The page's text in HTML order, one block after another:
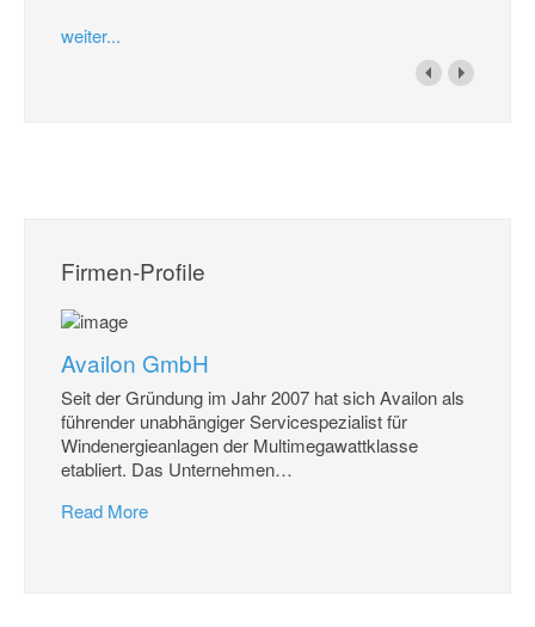
weiter...
Firmen-Profile
Availon GmbH
Seit der Gründung im Jahr 2007 hat sich Availon als
führender unabhängiger Servicespezialist für
Windenergieanlagen der Multimegawattklasse
etabliert. Das Unternehmen…
Read More